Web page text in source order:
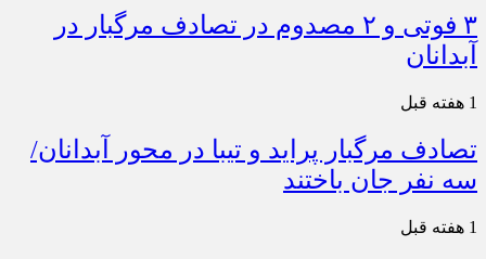
۳ فوتی و ۲ مصدوم در تصادف مرگبار در
آبدانان
1 هفته قبل
تصادف مرگبار پراید و تیبا در محور آبدانان/
سه نفر جان باختند
1 هفته قبل